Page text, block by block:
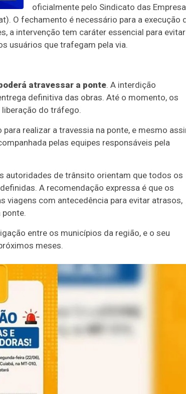
oficialmente pelo Sindicato das
O fechamento é necessário para a execução
a intervenção tem caráter essencial para evitar
usuários que trafegam pela via.
atravessar a ponte. A interdição
definitiva das obras. Até o momento, os
do tráfego.
realizar a travessia na ponte, e mesmo
pelas equipes responsáveis pela
autoridades de trânsito orientam que todos os
A recomendação expressa é que os
viagens com antecedência para evitar atrasos,
entre os municípios da região, e o seu
meses.